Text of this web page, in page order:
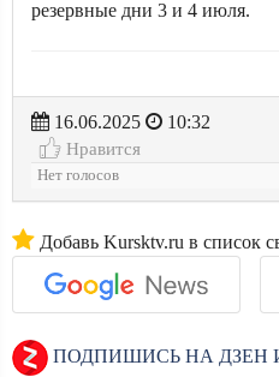
резервные дни 3 и 4 июля.
16.06.2025
10:32
Нравится
Нет голосов
Добавь Kursktv.ru в список
ПОДПИШИСЬ НА ДЗЕН